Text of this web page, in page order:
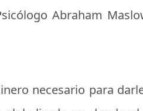
Abraham
necesario para